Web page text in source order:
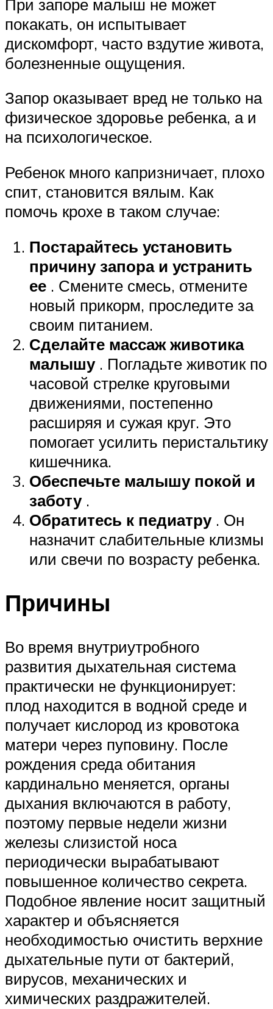
При запоре малыш не может
покакать, он испытывает
дискомфорт, часто вздутие живота,
болезненные ощущения.
Запор оказывает вред не только на
физическое здоровье ребенка, а и
на психологическое.
Ребенок много капризничает, плохо
спит, становится вялым. Как
помочь крохе в таком случае:
Постарайтесь установить
причину запора и устранить
ее . Смените смесь, отмените
новый прикорм, проследите за
своим питанием.
Сделайте массаж животика
малышу. Погладьте животик по
часовой стрелке круговыми
движениями, постепенно
расширяя и сужая круг. Это
помогает усилить перистальтику
кишечника.
Обеспечьте малышу покой и
заботу.
Обратитесь к педиатру. Он
назначит слабительные клизмы
или свечи по возрасту ребенка.
Причины
Во время внутриутробного
развития дыхательная система
практически не функционирует:
плод находится в водной среде и
получает кислород из кровотока
матери через пуповину. После
рождения среда обитания
кардинально меняется, органы
дыхания включаются в работу,
поэтому первые недели жизни
железы слизистой носа
периодически вырабатывают
повышенное количество секрета.
Подобное явление носит защитный
характер и объясняется
необходимостью очистить верхние
дыхательные пути от бактерий,
вирусов, механических и
химических раздражителей.